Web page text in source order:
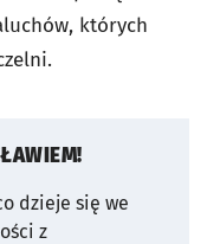
których
dzieje się we
z